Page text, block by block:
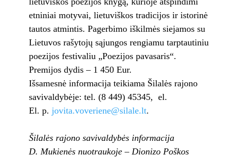
etniniai motyvai, lietuviškos tradicijos ir istorinė
tautos atmintis. Pagerbimo iškilmės siejamos su
Lietuvos rašytojų sąjungos rengiamu tarptautiniu
poezijos festivaliu „Poezijos pavasaris“.
Premijos dydis – 1 450 Eur.
Išsamesnė informacija teikiama Šilalės rajono
savivaldybėje: tel. (8 449) 45345, el.
El. p. jovita.voveriene@silale.lt.
Šilalės rajono savivaldybės informacija
D. Mukienės nuotraukoje – Dionizo Poškos